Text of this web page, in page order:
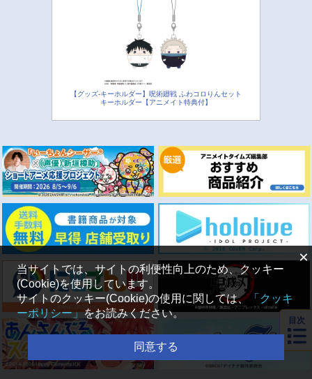
【グッズ-キーホルダー】呪術廻戦 ふわコロりんセット
キーホルダー【アニメイト特典付】
目次
×
当サイトでは、サイトの利便性向上のため、クッキー
(Cookie)を使用しています。
サイトのクッキー(Cookie)の使用に関しては、「クッキ
ーポリシー」をお読みください。
同意する